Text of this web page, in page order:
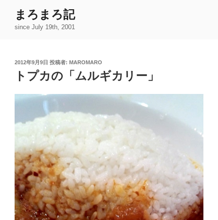
まろまろ記
since July 19th, 2001
投
稿
2012年9月9日 投稿者: MAROMARO
トプカの「ムルギカリー」